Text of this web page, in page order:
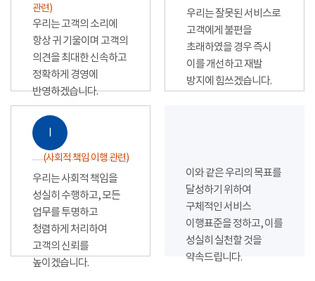
관련)
우리는 고객의 소리에
항상 귀 기울이며 고객의
의견을 최대한 신속하고
정확하게 경영에
반영하겠습니다.
우리는 잘못된 서비스로
고객에게 불편을
초래하였을 경우 즉시
이를 개선하고 재발
방지에 힘쓰겠습니다.
Ⅰ
(사회적 책임 이행 관련)
우리는 사회적 책임을
성실히 수행하고, 모든
업무를 투명하고
청렴하게 처리하여
고객의 신뢰를
높이겠습니다.
이와 같은 우리의 목표를
달성하기 위하여
구체적인 서비스
이행표준을 정하고, 이를
성실히 실천할 것을
약속드립니다.